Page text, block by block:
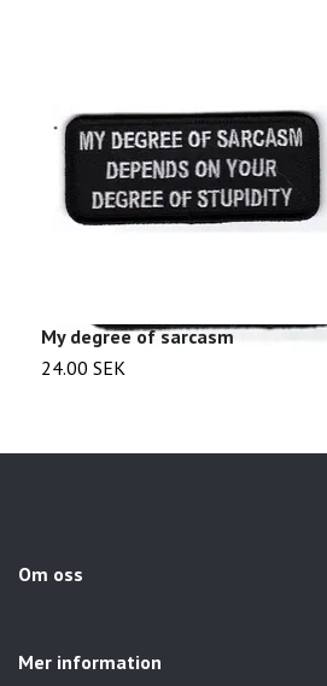
My degree of sarcasm
24.00 SEK
Om oss
Mer information